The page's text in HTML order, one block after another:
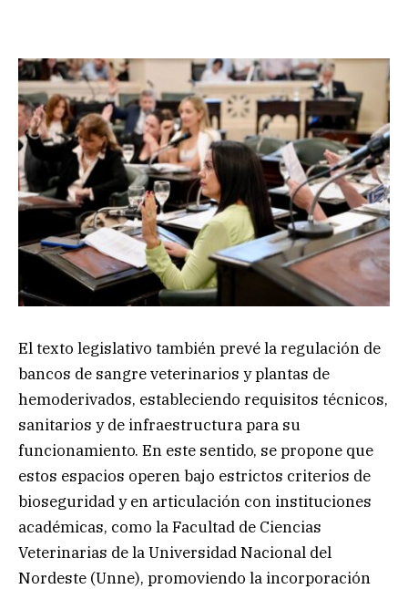
El texto legislativo también prevé la regulación de
bancos de sangre veterinarios y plantas de
hemoderivados, estableciendo requisitos técnicos,
sanitarios y de infraestructura para su
funcionamiento. En este sentido, se propone que
estos espacios operen bajo estrictos criterios de
bioseguridad y en articulación con instituciones
académicas, como la Facultad de Ciencias
Veterinarias de la Universidad Nacional del
Nordeste (Unne), promoviendo la incorporación